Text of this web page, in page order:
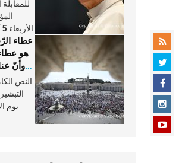
الأربعاء 5 آب 2026
عطاء
هو
وأنّ
النص